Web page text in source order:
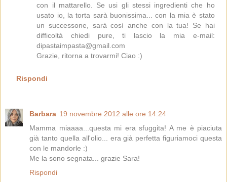
con il mattarello. Se usi gli stessi ingredienti che ho
usato io, la torta sarà buonissima... con la mia è stato
un successone, sarà così anche con la tua! Se hai
difficoltà chiedi pure, ti lascio la mia e-mail:
dipastaimpasta@gmail.com
Grazie, ritorna a trovarmi! Ciao :)
Rispondi
Barbara 19 novembre 2012 alle ore 14:24
Mamma miaaaa...questa mi era sfuggita! A me è piaciuta
già tanto quella all'olio... era già perfetta figuriamoci questa
con le mandorle :)
Me la sono segnata... grazie Sara!
Rispondi